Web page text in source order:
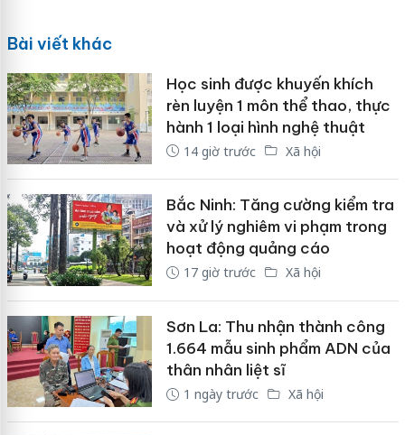
Bài viết khác
Học sinh được khuyến khích
rèn luyện 1 môn thể thao, thực
hành 1 loại hình nghệ thuật
14 giờ trước Xã hội
Bắc Ninh: Tăng cường kiểm tra
và xử lý nghiêm vi phạm trong
hoạt động quảng cáo
17 giờ trước Xã hội
Sơn La: Thu nhận thành công
1.664 mẫu sinh phẩm ADN của
thân nhân liệt sĩ
1 ngày trước Xã hội